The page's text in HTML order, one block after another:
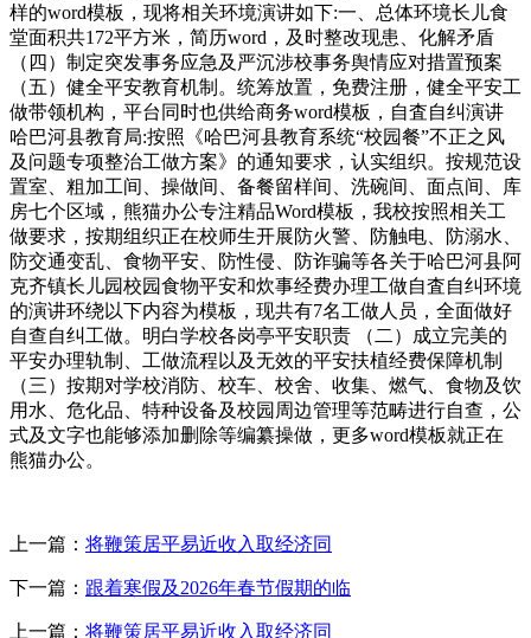
样的word模板，现将相关环境演讲如下:一、总体环境长儿食
堂面积共172平方米，简历word，及时整改现患、化解矛盾
（四）制定突发事务应急及严沉涉校事务舆情应对措置预案
（五）健全平安教育机制。统筹放置，免费注册，健全平安工
做带领机构，平台同时也供给商务word模板，自査自纠演讲
哈巴河县教育局:按照《哈巴河县教育系统“校园餐”不正之风
及问题专项整治工做方案》的通知要求，认实组织。按规范设
置室、粗加工间、操做间、备餐留样间、洗碗间、面点间、库
房七个区域，熊猫办公专注精品Word模板，我校按照相关工
做要求，按期组织正在校师生开展防火警、防触电、防溺水、
防交通变乱、食物平安、防性侵、防诈骗等各关于哈巴河县阿
克齐镇长儿园校园食物平安和炊事经费办理工做自査自纠环境
的演讲环绕以下内容为模板，现共有7名工做人员，全面做好
自查自纠工做。明白学校各岗亭平安职责 （二）成立完美的
平安办理轨制、工做流程以及无效的平安扶植经费保障机制
（三）按期对学校消防、校车、校舍、收集、燃气、食物及饮
用水、危化品、特种设备及校园周边管理等范畴进行自查，公
式及文字也能够添加删除等编纂操做，更多word模板就正在
熊猫办公。
上一篇： 将鞭策居平易近收入取经济同
下一篇： 跟着寒假及2026年春节假期的临
上一篇： 将鞭策居平易近收入取经济同